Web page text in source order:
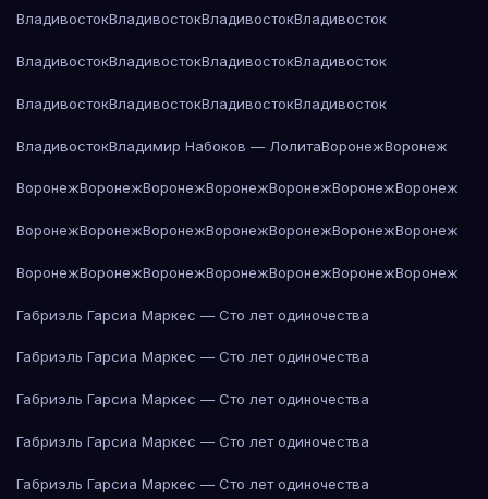
ВладивостокВладивостокВладивостокВладивосток
ВладивостокВладивостокВладивостокВладивосток
ВладивостокВладивостокВладивостокВладивосток
ВладивостокВладимир Набоков — ЛолитаВоронежВоронеж
ВоронежВоронежВоронежВоронежВоронежВоронежВоронеж
ВоронежВоронежВоронежВоронежВоронежВоронежВоронеж
ВоронежВоронежВоронежВоронежВоронежВоронежВоронеж
Габриэль Гарсиа Маркес — Сто лет одиночества
Габриэль Гарсиа Маркес — Сто лет одиночества
Габриэль Гарсиа Маркес — Сто лет одиночества
Габриэль Гарсиа Маркес — Сто лет одиночества
Габриэль Гарсиа Маркес — Сто лет одиночества